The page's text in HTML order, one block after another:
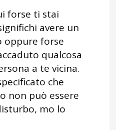
forse ti stai
avere un
oppure forse
qualcosa
a te vicina.
che
non può essere
mo lo